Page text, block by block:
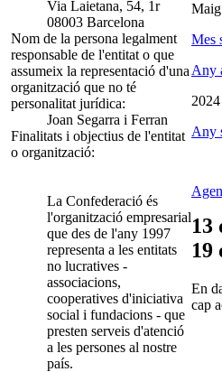
Via Laietana, 54, 1r
08003 Barcelona
Nom de la persona legalment
responsable de l'entitat o que
assumeix la representació d'una
organització que no té
personalitat jurídica:
Joan Segarra i Ferran
Finalitats i objectius de l'entitat
o organització:
La Confederació és
l'organització empresarial
que des de l'any 1997
representa a les entitats
no lucratives -
associacions,
cooperatives d'iniciativa
social i fundacions - que
presten serveis d'atenció
a les persones al nostre
país.
Maig
Mes
Any
2024
Any
13
19
En
cap